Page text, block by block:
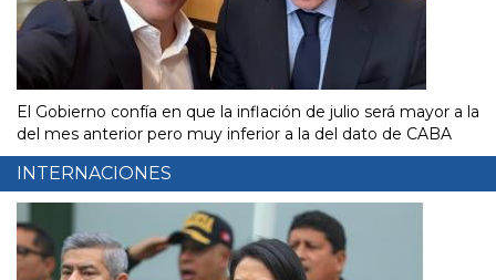
El Gobierno confía en que la inflación de julio será mayor a la
del mes anterior pero muy inferior a la del dato de CABA
INTERNACIONES